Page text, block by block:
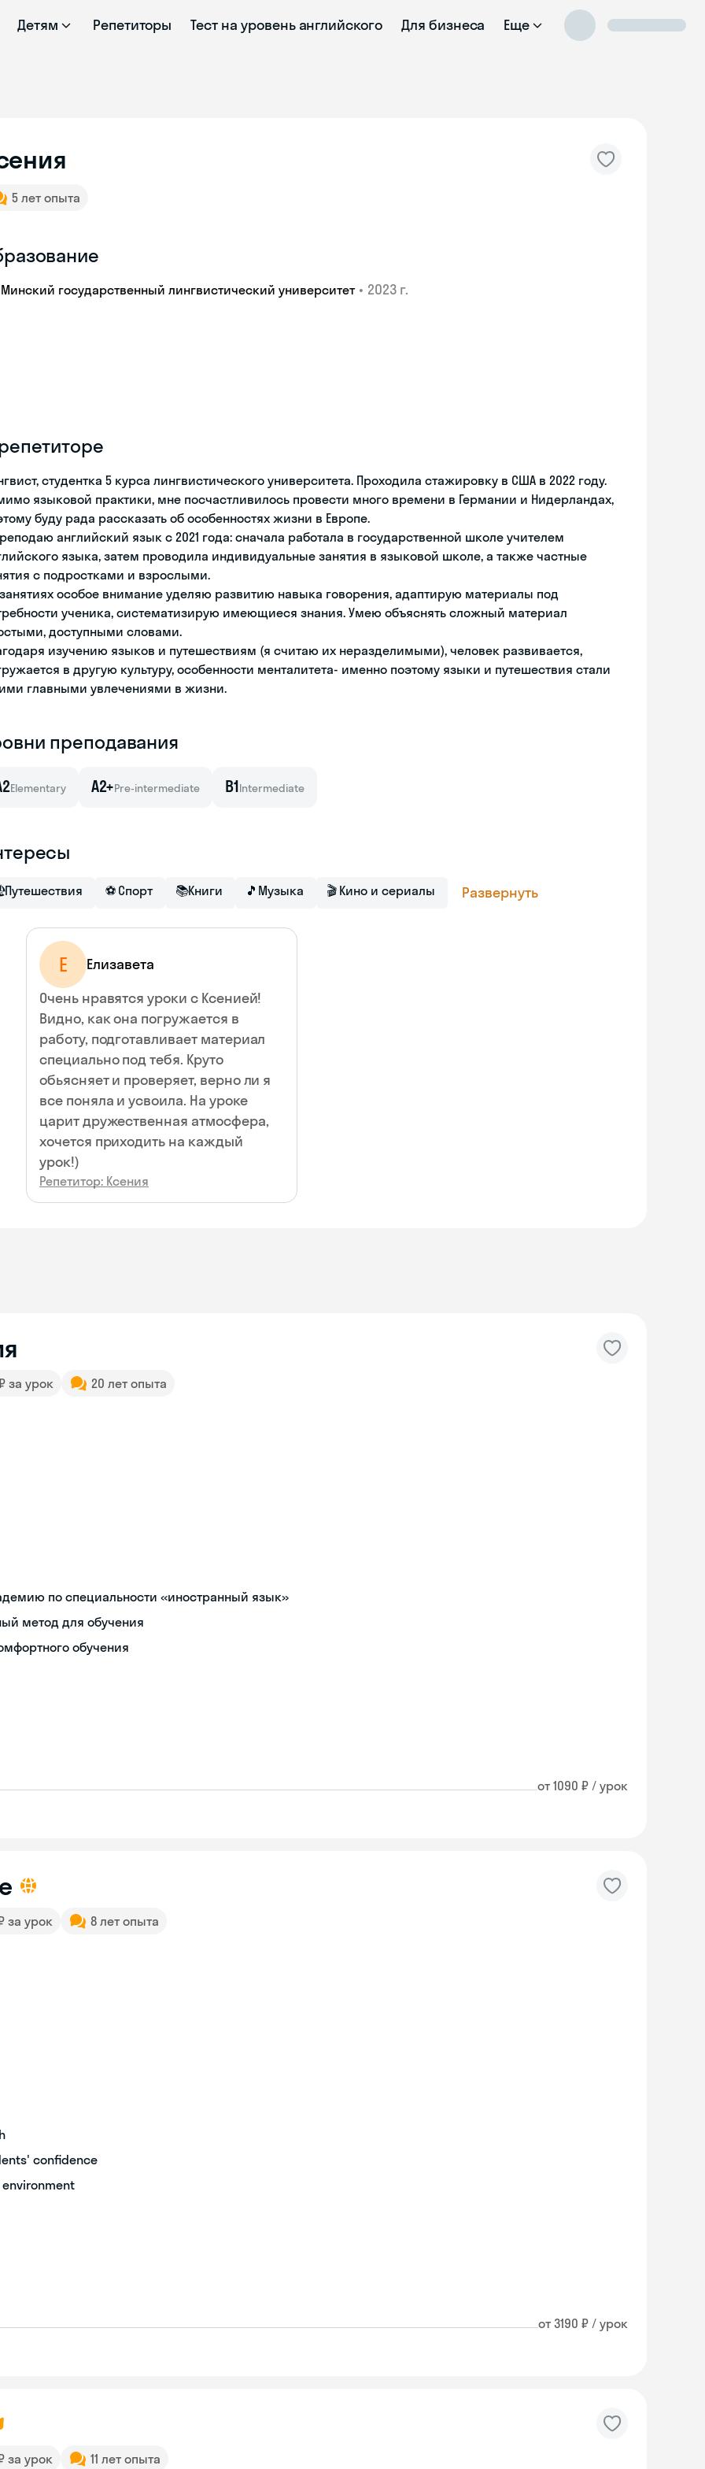
Детям Репетиторы Тест на уровень английского Для бизнеса Еще
5 лет опыта
Минский государственный лингвистический университет • 2023 г.
студентка 5 курса лингвистического университета. Проходила стажировку в США в 2022 году.
языковой практики, мне посчастливилось провести много времени в Германии и Нидерландах,
буду рада рассказать об особенностях жизни в Европе.
английский язык с 2021 года: сначала работала в государственной школе учителем
языка, затем проводила индивидуальные занятия в языковой школе, а также частные
с подростками и взрослыми.
особое внимание уделяю развитию навыка говорения, адаптирую материалы под
ученика, систематизирую имеющиеся знания. Умею объяснять сложный материал
доступными словами.
изучению языков и путешествиям (я считаю их неразделимыми), человек развивается,
в другую культуру, особенности менталитета- именно поэтому языки и путешествия стали
главными увлечениями в жизни.
преподавания
Elementary A2+Pre-intermediate B1Intermediate
Путешествия ⚽ Спорт 📚Книги 🎵 Музыка 🎬 Кино и сериалы Развернуть
Е
Елизавета
Очень нравятся уроки с Ксенией!
Видно, как она погружается в
работу, подготавливает материал
специально под тебя. Круто
обьясняет и проверяет, верно ли я
все поняла и усвоила. На уроке
царит дружественная атмосфера,
хочется приходить на каждый
урок!)
Репетитор: Ксения
за урок 20 лет опыта
по специальности «иностранный язык»
метод для обучения
обучения
от 1090 ₽ / урок
за урок 8 лет опыта
confidence
от 3190 ₽ / урок
за урок 11 лет опыта